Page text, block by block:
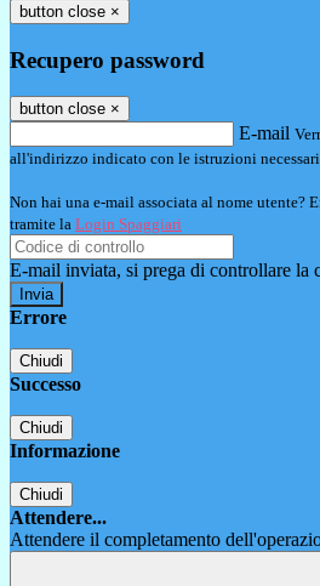
button close ×
Recupero password
button close ×
E-mail
all'indirizzo indicato con le istruzioni
Non hai una e-mail associata al nome utente?
tramite la Login Spaggiari
E-mail inviata, si prega di controllare la
Errore
Chiudi
Successo
Chiudi
Informazione
Chiudi
Attendere...
Attendere il completamento